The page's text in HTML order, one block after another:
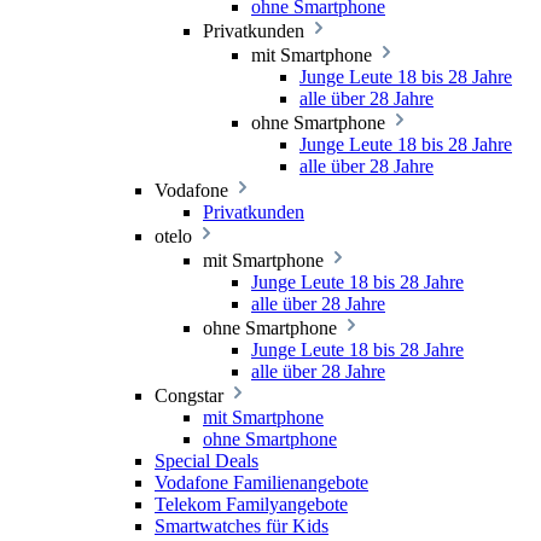
ohne Smartphone
Privatkunden
mit Smartphone
Junge Leute 18 bis 28 Jahre
alle über 28 Jahre
ohne Smartphone
Junge Leute 18 bis 28 Jahre
alle über 28 Jahre
Vodafone
Privatkunden
otelo
mit Smartphone
Junge Leute 18 bis 28 Jahre
alle über 28 Jahre
ohne Smartphone
Junge Leute 18 bis 28 Jahre
alle über 28 Jahre
Congstar
mit Smartphone
ohne Smartphone
Special Deals
Vodafone Familienangebote
Telekom Familyangebote
Smartwatches für Kids